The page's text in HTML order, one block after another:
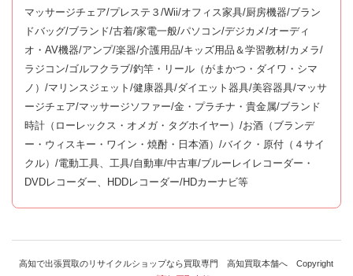
マッサージチェア/プレステ３/Wii/オフィス家具/厨房機器/ブラン
ドバッグ/ブランド/古着/家電一般/パソコン/デジカメ/オーディ
オ・AV機器/アンプ/楽器/介護用品/キッズ用品＆学習教材/カメラ/
ラジコン/ゴルフクラブ/釣竿・リール（がまかつ・ダイワ・シマ
ノ）/マリンスジェット/健康器具/ダイエット器具/美容器具/マッサ
ージチェア/マッサージソファー/金・プラチナ・貴金属/ブランド
時計（ローレックス・オメガ・タグホイヤー）/お酒（ブランデ
ー・ウィスキー・ワイン・焼酎・日本酒）/バイク・原付（４サイ
クル）/電動工具、工具/自動車/中古車/ブルーレイレコーダー・
DVDレコーダー、HDDレコーダー/HDカーナビ等
高知で出張買取のリサイクルショップなら買取専門 高知買取本舗へ Copyright